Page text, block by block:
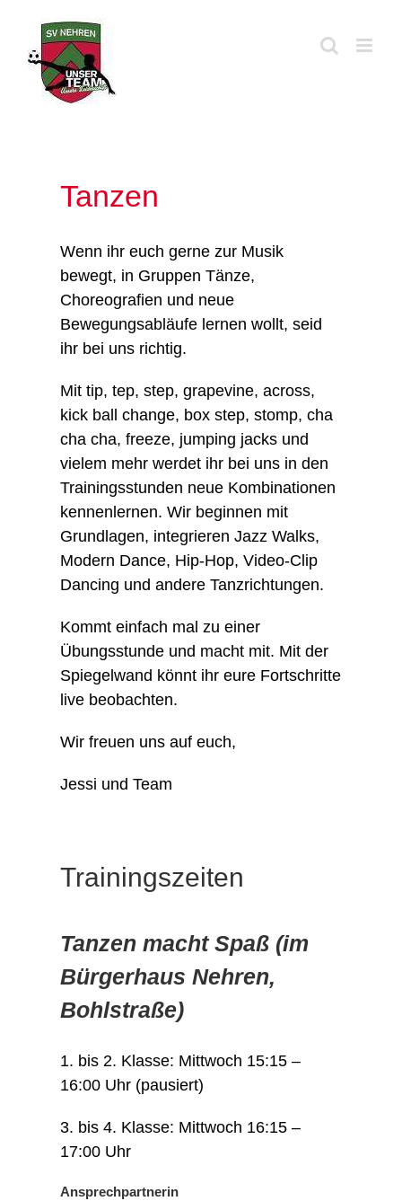
springen
Tanzen
Wenn ihr euch gerne zur Musik
bewegt, in Gruppen Tänze,
Choreografien und neue
Bewegungsabläufe lernen wollt, seid
ihr bei uns richtig.
Mit tip, tep, step, grapevine, across,
kick ball change, box step, stomp, cha
cha cha, freeze, jumping jacks und
vielem mehr werdet ihr bei uns in den
Trainingsstunden neue Kombinationen
kennenlernen. Wir beginnen mit
Grundlagen, integrieren Jazz Walks,
Modern Dance, Hip-Hop, Video-Clip
Dancing und andere Tanzrichtungen.
Kommt einfach mal zu einer
Übungsstunde und macht mit. Mit der
Spiegelwand könnt ihr eure Fortschritte
live beobachten.
Wir freuen uns auf euch,
Jessi und Team
Trainingszeiten
Tanzen macht Spaß (im
Bürgerhaus Nehren,
Bohlstraße)
1. bis 2. Klasse: Mittwoch 15:15 –
16:00 Uhr (pausiert)
3. bis 4. Klasse: Mittwoch 16:15 –
17:00 Uhr
Ansprechpartnerin